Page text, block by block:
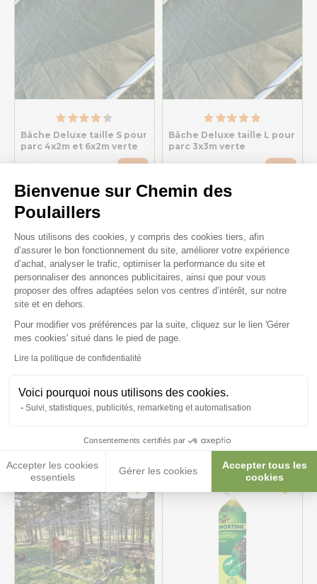
Bienvenue sur Chemin des
Poulaillers
Plateforme de Gestion du
Nous utilisons des cookies, y compris des cookies tiers, afin
d’assurer le bon fonctionnement du site, améliorer votre expérience
d’achat, analyser le trafic, optimiser la performance du site et
personnaliser des annonces publicitaires, ainsi que pour vous
proposer des offres adaptées selon vos centres d’intérêt, sur notre
site et en dehors.
Pour modifier vos préférences par la suite, cliquez sur le lien 'Gérer
mes cookies' situé dans le pied de page.
Lire la politique de confidentialité
Voici pourquoi nous utilisons des cookies.
Suivi, statistiques, publicités, remarketing et automatisation
Consentements certifiés par
Accepter les cookies
essentiels
Gérer les cookies
Accepter tous les
cookies
Axeptio consent
Bâche Deluxe taille S pour
parc 4x2m et 6x2m verte
Bâche Deluxe taille L pour
parc 3x3m verte
pour parc 4x4m et 6x4m
verte
Nuisible 40Kg
87,10 €
★ Top Vente